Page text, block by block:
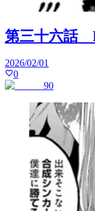
第三十六話
2026/02/01
0
90